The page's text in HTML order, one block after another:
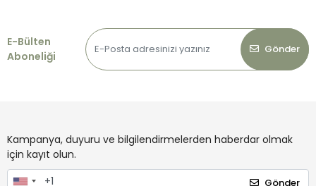
E-Bülten
Aboneliği
Gönder
Kampanya, duyuru ve bilgilendirmelerden haberdar olmak
için kayıt olun.
Gönder